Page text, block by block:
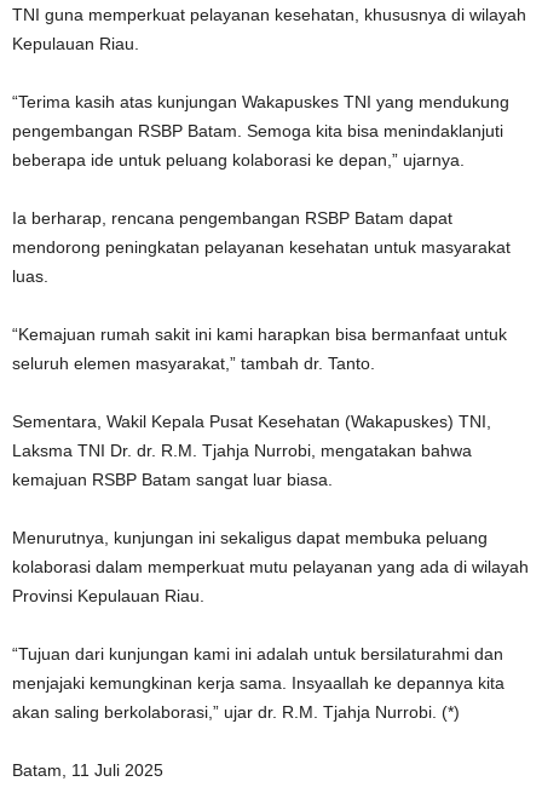
TNI guna memperkuat pelayanan kesehatan, khususnya di wilayah
Kepulauan Riau.
“Terima kasih atas kunjungan Wakapuskes TNI yang mendukung
pengembangan RSBP Batam. Semoga kita bisa menindaklanjuti
beberapa ide untuk peluang kolaborasi ke depan,” ujarnya.
Ia berharap, rencana pengembangan RSBP Batam dapat
mendorong peningkatan pelayanan kesehatan untuk masyarakat
luas.
“Kemajuan rumah sakit ini kami harapkan bisa bermanfaat untuk
seluruh elemen masyarakat,” tambah dr. Tanto.
Sementara, Wakil Kepala Pusat Kesehatan (Wakapuskes) TNI,
Laksma TNI Dr. dr. R.M. Tjahja Nurrobi, mengatakan bahwa
kemajuan RSBP Batam sangat luar biasa.
Menurutnya, kunjungan ini sekaligus dapat membuka peluang
kolaborasi dalam memperkuat mutu pelayanan yang ada di wilayah
Provinsi Kepulauan Riau.
“Tujuan dari kunjungan kami ini adalah untuk bersilaturahmi dan
menjajaki kemungkinan kerja sama. Insyaallah ke depannya kita
akan saling berkolaborasi,” ujar dr. R.M. Tjahja Nurrobi. (*)
Batam, 11 Juli 2025